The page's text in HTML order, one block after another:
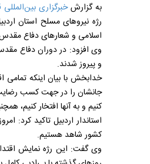
به گزارشخبرگزاری بین‌المللی
رژه نیروهای مسلح استان
اسلامی و شعارهای دفاع
وی افزود: در دوران دفاع
و پیروز شدند.
جانشان را در جهت کسب رضایت
کنیم و به آنها افتخار کنیم،
استاندار اردبیل تاکید کرد:
کشور شاهد هستیم.
وی گفت: این رژه نمایش